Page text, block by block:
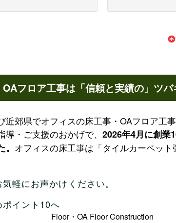
フロア工事は「信頼と実績の」ツ
近郊県でオフィスの床工事・OAフロア工
・ご支援のおかげで、 2026年4月に創業
オフィスの床工事は「タイルカーペッ
軽にお声かけください。
イント10へ
Floor・OA Floor Construction